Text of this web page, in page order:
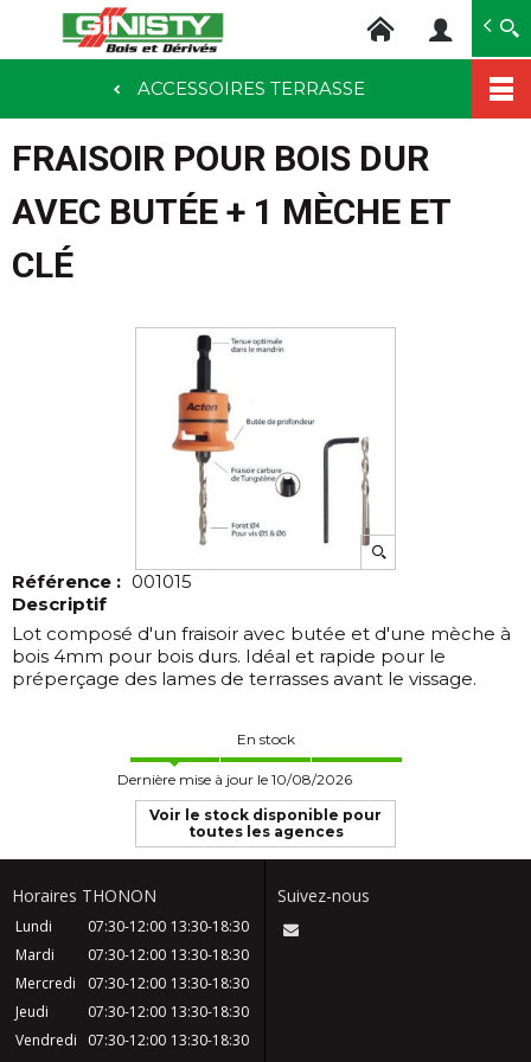
au
contenu
ACCESSOIRES TERRASSE
FRAISOIR POUR BOIS DUR
AVEC BUTÉE + 1 MÈCHE ET
CLÉ
Référence : 001015
Descriptif
Lot composé d'un fraisoir avec butée et d'une mèche à
bois 4mm pour bois durs. Idéal et rapide pour le
préperçage des lames de terrasses avant le vissage.
En stock
Dernière mise à jour le 10/08/2026
Voir le stock disponible pour
toutes les agences
Horaires THONON
Lundi 07:30-12:00 13:30-18:30
Mardi
07:30-12:00 13:30-18:30
Mercredi
07:30-12:00 13:30-18:30
Jeudi
07:30-12:00 13:30-18:30
Vendredi
07:30-12:00 13:30-18:30
Suivez-nous